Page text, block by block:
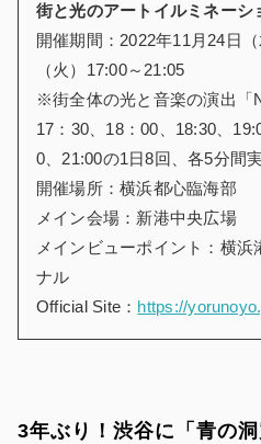
街と光のアートイルミネーシ
開催期間：2022年11月24日
（火）17:00～21:05
※街全体の光と音楽の演出「
17：30、18：00、18:30、
0、21:00の1日8回、各5分間
開催場所：横浜都心臨海部
メイン会場：新港中央広場
メインビューポイント：横浜
ナル
Official Site： https://
3年ぶり！渋谷に「青の